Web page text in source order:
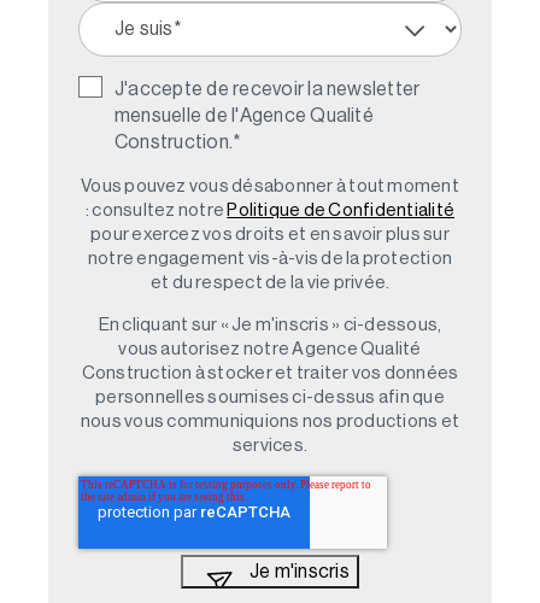
J'accepte de recevoir la newsletter
mensuelle de l'Agence Qualité
Construction. *
Vous pouvez vous désabonner à tout moment
: consultez notre Politique de Confidentialité
pour exercez vos droits et en savoir plus sur
notre engagement vis-à-vis de la protection
et du respect de la vie privée.
En cliquant sur « Je m'inscris » ci-dessous,
vous autorisez notre Agence Qualité
Construction à stocker et traiter vos données
personnelles soumises ci-dessus afin que
nous vous communiquions nos productions et
services.